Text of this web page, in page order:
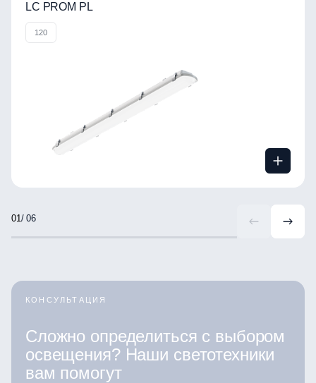
LC PROM PL
120
/ 06
КОНСУЛЬТАЦИЯ
Сложно определиться с выбором
освещения? Наши светотехники
вам помогут